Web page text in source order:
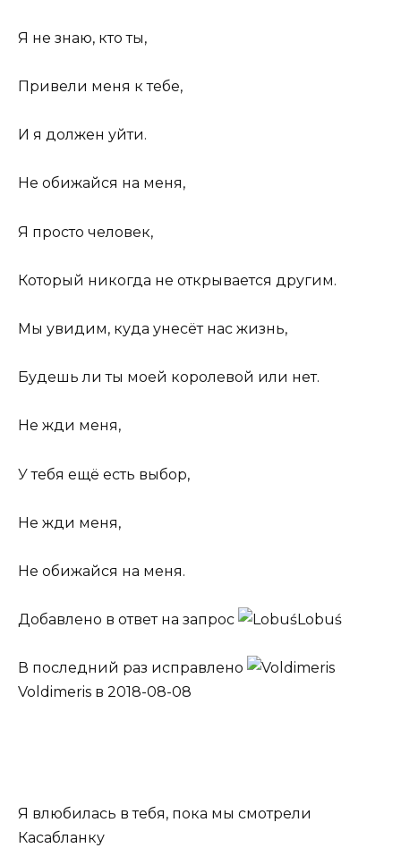
Я не знаю, кто ты,
Привели меня к тебе,
И я должен уйти.
Не обижайся на меня,
Я просто человек,
Который никогда не открывается другим.
Мы увидим, куда унесёт нас жизнь,
Будешь ли ты моей королевой или нет.
Не жди меня,
У тебя ещё есть выбор,
Не жди меня,
Не обижайся на меня.
Добавлено в ответ на запрос Lobuś
В последний раз исправлено
Voldimeris в 2018-08-08
Я влюбилась в тебя, пока мы смотрели
Касабланку